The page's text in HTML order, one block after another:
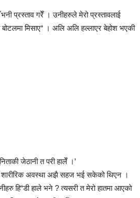
प्रस्ताव गरेँ । उनीहरुले मेरो प्रस्तावलाई
मिसाए“ । अलि अलि हल्लाएर बेहोश भएकी
जेठानी त परी हालेँ ।’
अवस्था अझै सहज भई सकेको थिएन ।
हि“डी हाले भने ? त्यसरी त मेरो हातमा आएको